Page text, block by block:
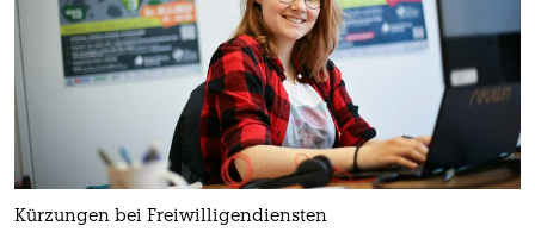
Kürzungen bei Freiwilligendiensten